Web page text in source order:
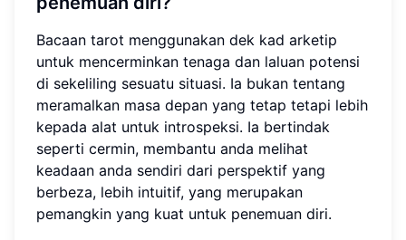
Bacaan tarot menggunakan dek kad arketip
untuk mencerminkan tenaga dan laluan potensi
di sekeliling sesuatu situasi. Ia bukan tentang
meramalkan masa depan yang tetap tetapi lebih
kepada alat untuk introspeksi. Ia bertindak
seperti cermin, membantu anda melihat
keadaan anda sendiri dari perspektif yang
berbeza, lebih intuitif, yang merupakan
pemangkin yang kuat untuk penemuan diri.